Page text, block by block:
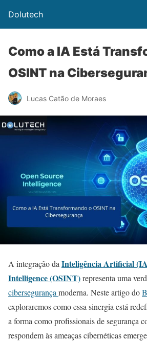
Dolutech
Como a IA Está
OSINT na
Lucas Catão de Moraes
A integração da Inteligência Artificial
Intelligence (OSINT)representa uma
cibersegurança moderna. Neste artigo do
exploraremos como essa sinergia está
a forma como profissionais de segurança
respondem às ameaças cibernéticas